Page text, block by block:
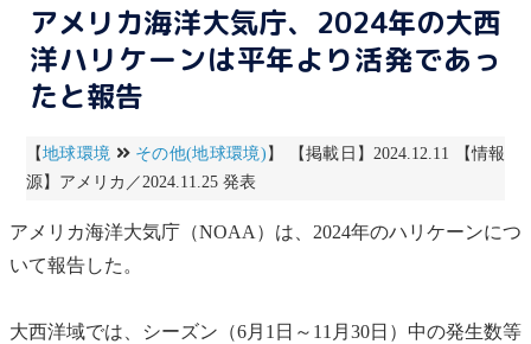
アメリカ海洋大気庁、2024年の大西
洋ハリケーンは平年より活発であっ
たと報告
【地球環境 その他(地球環境) 】 【掲載日】2024.12.11 【情報
源】アメリカ／2024.11.25 発表
アメリカ海洋大気庁（NOAA）は、2024年のハリケーンにつ
いて報告した。
大西洋域では、シーズン（6月1日～11月30日）中の発生数等